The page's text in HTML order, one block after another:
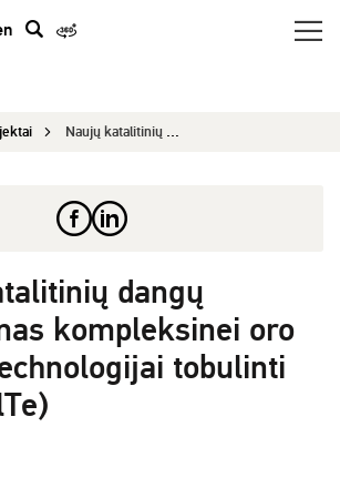
e
Naujų katalitinių dangų formavimas kompleksinei ...
dangų
kompleksinei oro
tobulinti